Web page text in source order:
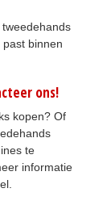
binnen
ons!
kopen? Of
te
informatie